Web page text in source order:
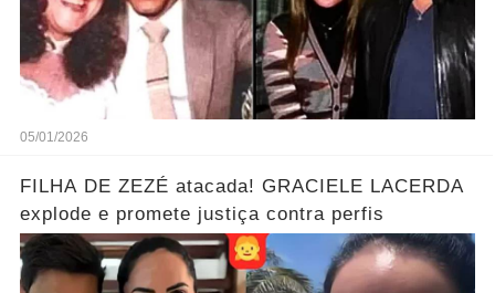
05/01/2026
FILHA DE ZEZÉ atacada! GRACIELE LACERDA
explode e promete justiça contra perfis